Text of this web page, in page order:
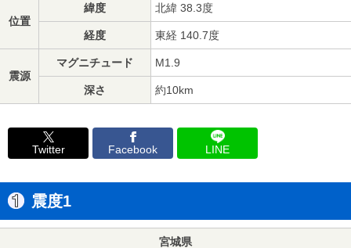
位置
緯度 北緯 38.3度
経度 東経 140.7度
震源
マグニチュード M1.9
深さ 約10km
Twitter Facebook LINE
震度1
宮城県